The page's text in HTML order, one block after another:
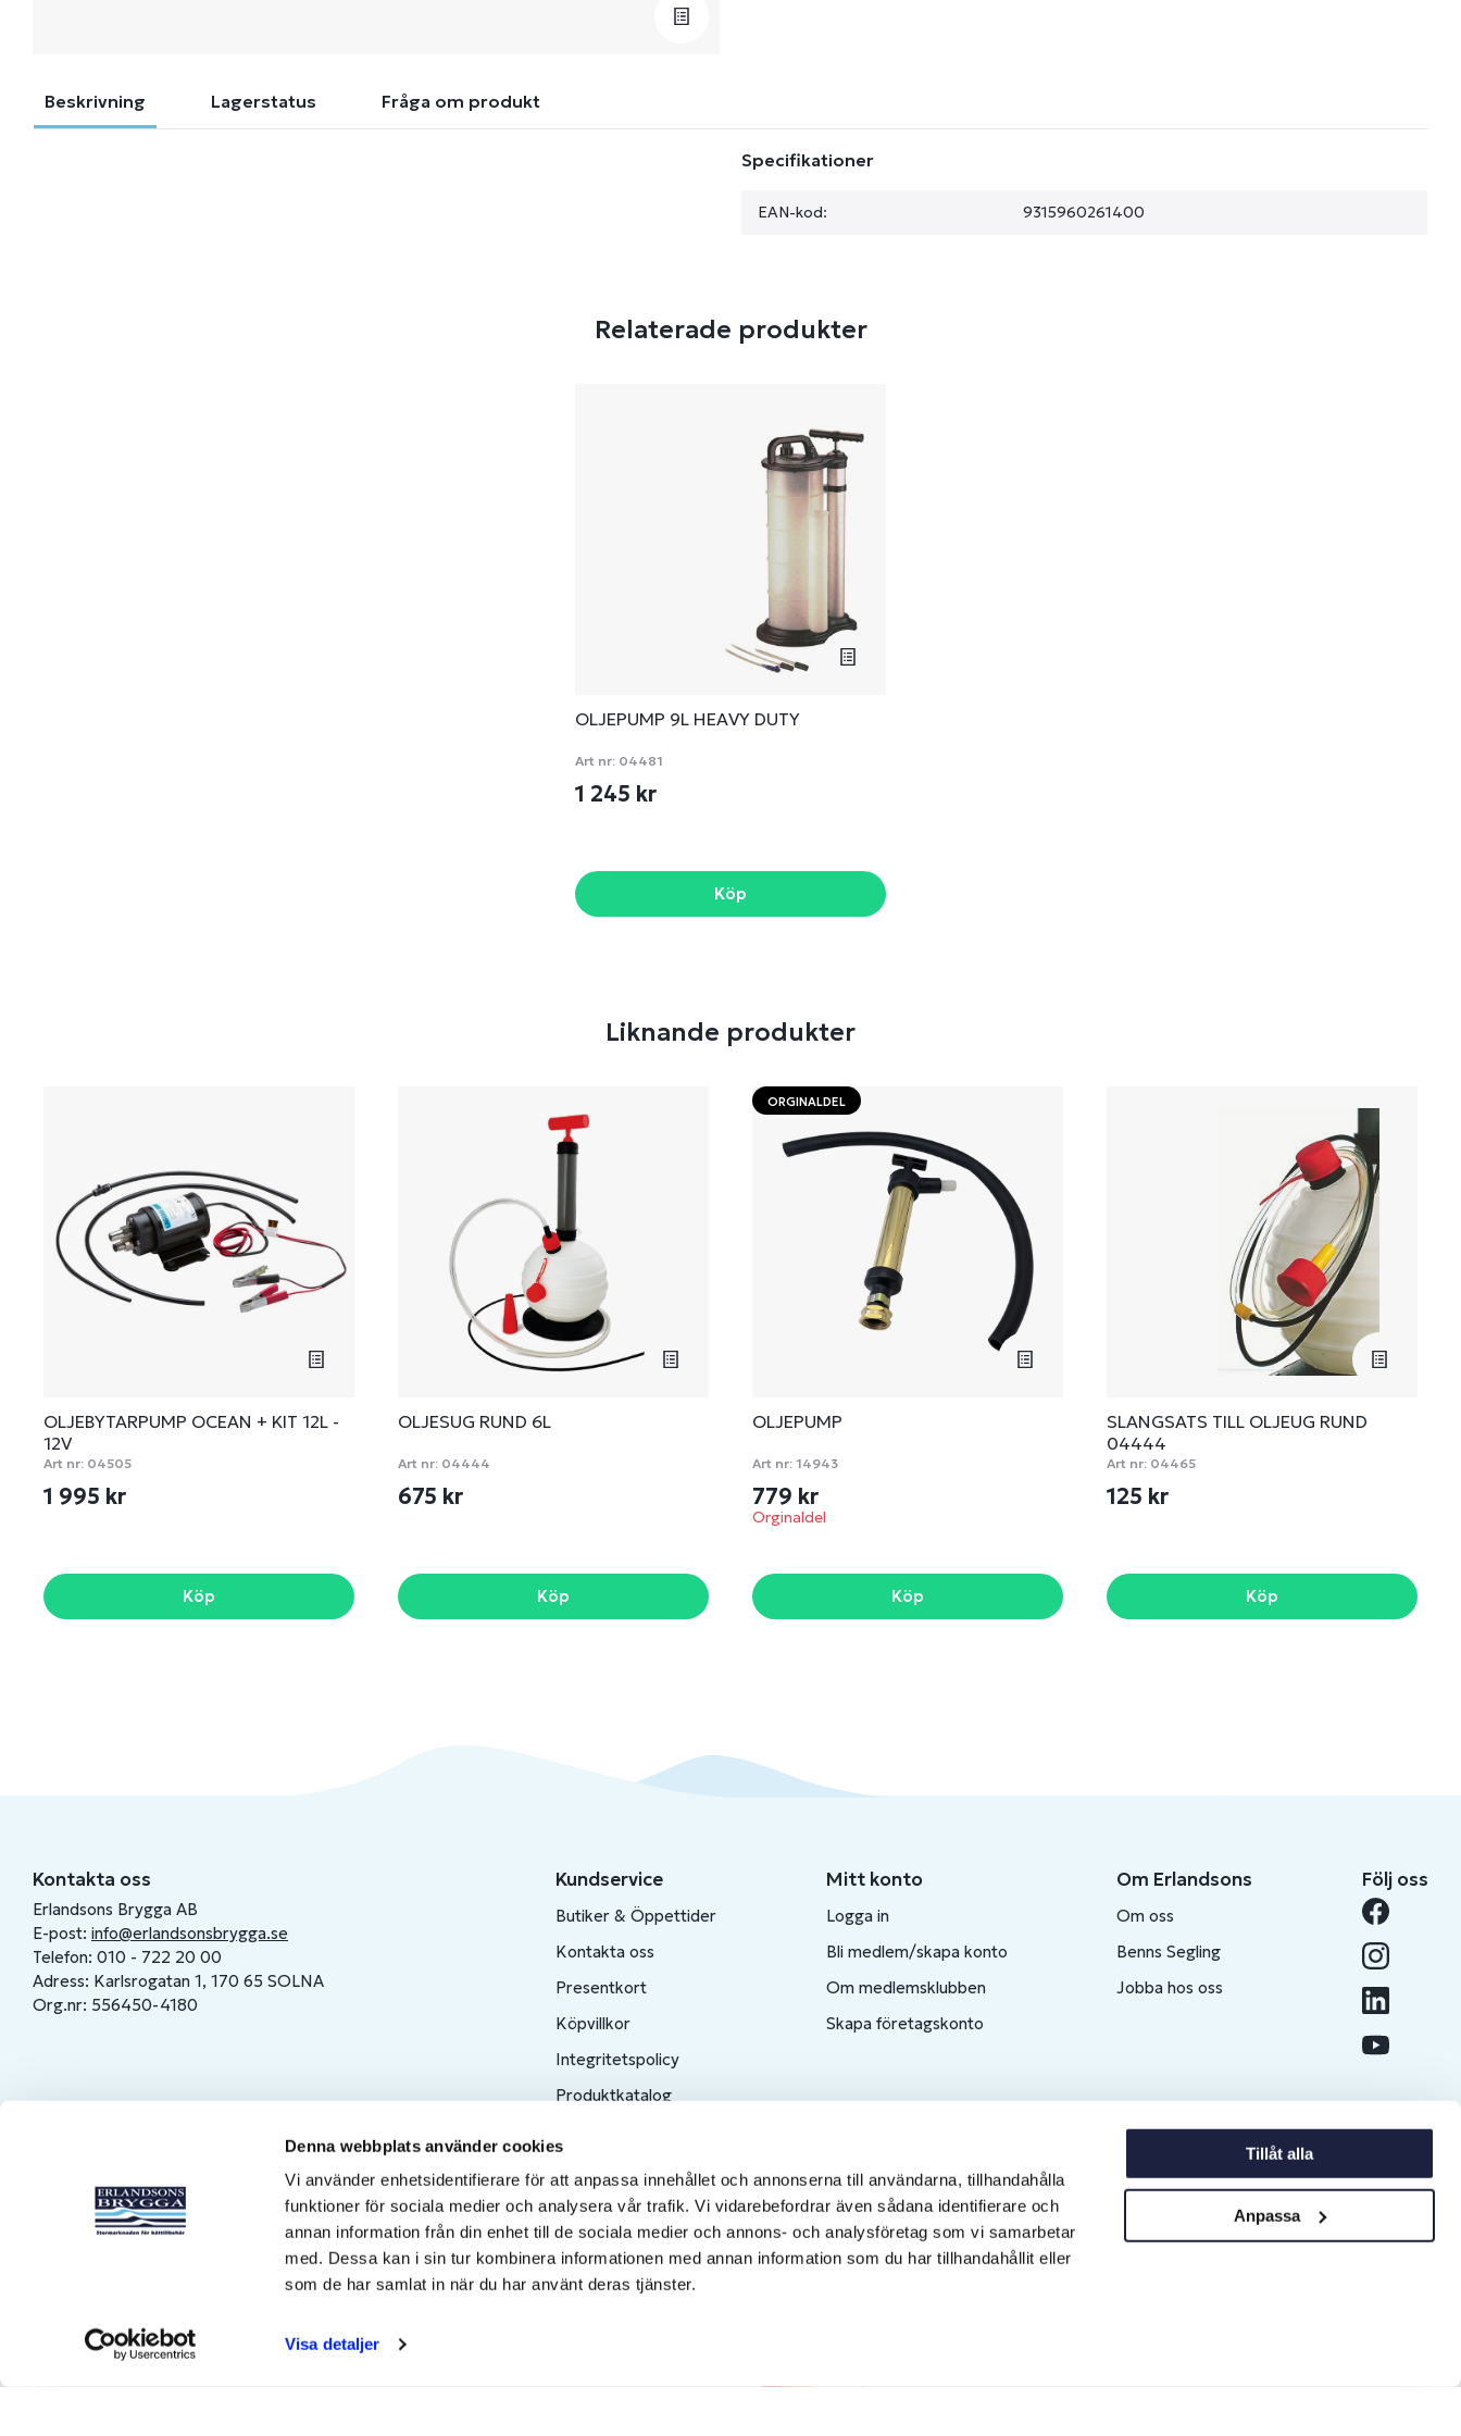
Denna webbplats använder cookies
Vi använder enhetsidentifierare för att anpassa innehållet och annonserna till användarna, tillhandahålla
funktioner för sociala medier och analysera vår trafik. Vi vidarebefordrar även sådana identifierare och
annan information från din enhet till de sociala medier och annons- och analysföretag som vi samarbetar
med. Dessa kan i sin tur kombinera informationen med annan information som du har tillhandahållit eller
som de har samlat in när du har använt deras tjänster.
Visa detaljer
Tillåt alla
Anpassa
Beskrivning Lagerstatus Fråga om produkt
Specifikationer
EAN-kod: 9315960261400
Relaterade produkter
OLJEPUMP 9L HEAVY DUTY
Art nr: 04481
1 245 kr
Köp
Liknande produkter
OLJEBYTARPUMP OCEAN + KIT 12L -
12V
Art nr: 04505
1 995 kr
Köp
OLJESUG RUND 6L
Art nr: 04444
675 kr
Köp
ORGINALDEL
OLJEPUMP
Art nr: 14943
779 kr
Orginaldel
Köp
SLANGSATS TILL OLJEUG RUND
04444
Art nr: 04465
125 kr
Köp
Kontakta oss
Erlandsons Brygga AB
E-post: info@erlandsonsbrygga.se
Telefon: 010 - 722 20 00
Adress: Karlsrogatan 1, 170 65 SOLNA
Org.nr: 556450-4180
Kundservice
Butiker & Öppettider
Kontakta oss
Presentkort
Köpvillkor
Integritetspolicy
Produktkatalog
Mitt konto
Logga in
Bli medlem/skapa konto
Om medlemsklubben
Skapa företagskonto
Om Erlandsons
Om oss
Benns Segling
Jobba hos oss
Följ oss